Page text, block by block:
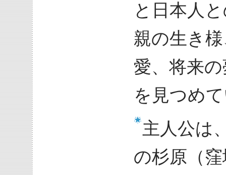
と日本人
親の生き
愛、将来
を見つめ
主人公は
の杉原（